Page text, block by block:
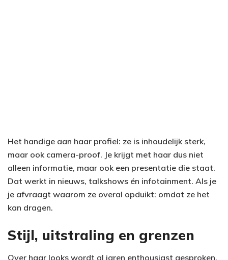
Het handige aan haar profiel: ze is inhoudelijk sterk,
maar ook camera-proof. Je krijgt met haar dus niet
alleen informatie, maar ook een presentatie die staat.
Dat werkt in nieuws, talkshows én infotainment. Als je
je afvraagt waarom ze overal opduikt: omdat ze het
kan dragen.
Stijl, uitstraling en grenzen
Over haar looks wordt al jaren enthousiast gesproken,